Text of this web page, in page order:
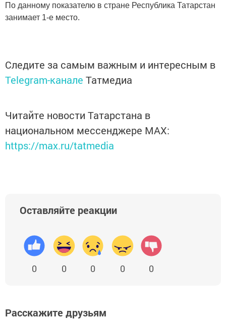
По данному показателю в стране Республика Татарстан
занимает 1-е место.
Следите за самым важным и интересным в
Telegram-канале Татмедиа
Читайте новости Татарстана в
национальном мессенджере MАХ:
https://max.ru/tatmedia
Оставляйте реакции
0 0 0 0 0
Расскажите друзьям